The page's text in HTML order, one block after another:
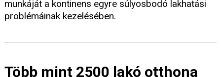
munkáját a kontinens egyre súlyosbodó lakhatási
problémáinak kezelésében.
Több mint 2500 lakó otthona